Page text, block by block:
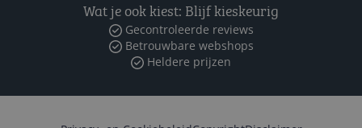
Wat je ook kiest: Blijf kieskeurig
Gecontroleerde reviews
Betrouwbare webshops
Heldere prijzen